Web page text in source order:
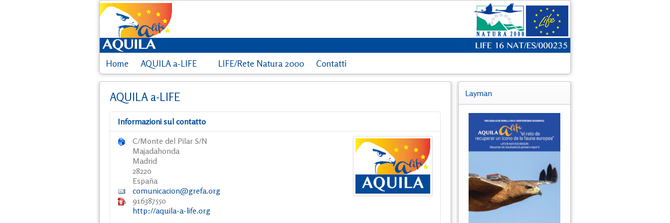
Home AQUILA a-LIFE LIFE/Rete Natura 2000 Contatti
AQUILA a-LIFE
Informazioni sul contatto
C/Monte del Pilar S/N
Majadahonda
Madrid
28220
España
comunicacion@grefa.org
916387550
http://aquila-a-life.org
Layman